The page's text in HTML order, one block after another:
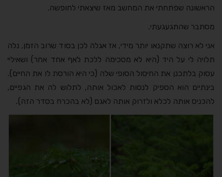
הראשונה שפתחתי את המחשב מאז שיצאתי לחופשה.
מסתבר שהתגעגעתי.
אני לא רוצה שתקנאו יותר מידי, אז אגלה לכן בסוד שרוב הזמן, נלה
תלויה לי על היד (היא לא מסכימה ללכת לאף אחד אחר) ושאיליי
עסוק בלתכנן את החיסול הסופי שלה (כי היא הורסת לו את החיים).
בינתיים הוא הספיק לנסות לאכול אותה, לתלוש לה את הגפיים,
להכניס אותה לכלא ולזרוק אותה לאגם (לא בהכרח בסדר הזה).